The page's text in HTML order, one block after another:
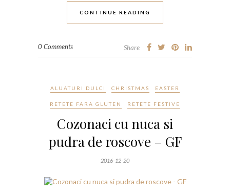
CONTINUE READING
0 Comments Share
ALUATURI DULCI CHRISTMAS EASTER
RETETE FARA GLUTEN RETETE FESTIVE
Cozonaci cu nuca si
pudra de roscove – GF
2016-12-20